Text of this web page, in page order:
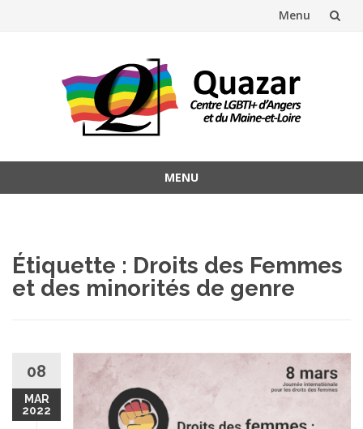
Menu
MENU
Étiquette : Droits des Femmes
et des minorités de genre
08
MAR
2022